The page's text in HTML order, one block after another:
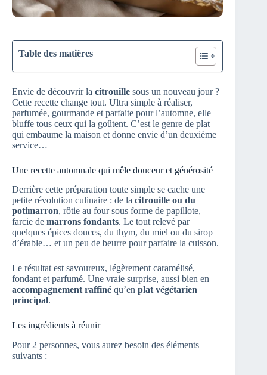
Table des matières
Envie de découvrir la citrouille sous un nouveau jour ?
Cette recette change tout. Ultra simple à réaliser,
parfumée, gourmande et parfaite pour l’automne, elle
bluffe tous ceux qui la goûtent. C’est le genre de plat
qui embaume la maison et donne envie d’un deuxième
service…
Une recette automnale qui mêle douceur et générosité
Derrière cette préparation toute simple se cache une
petite révolution culinaire : de la citrouille ou du
potimarron, rôtie au four sous forme de papillote,
farcie de marrons fondants. Le tout relevé par
quelques épices douces, du thym, du miel ou du sirop
d’érable… et un peu de beurre pour parfaire la cuisson.
Le résultat est savoureux, légèrement caramélisé,
fondant et parfumé. Une vraie surprise, aussi bien en
accompagnement raffiné qu’en plat végétarien
principal.
Les ingrédients à réunir
Pour 2 personnes, vous aurez besoin des éléments
suivants :